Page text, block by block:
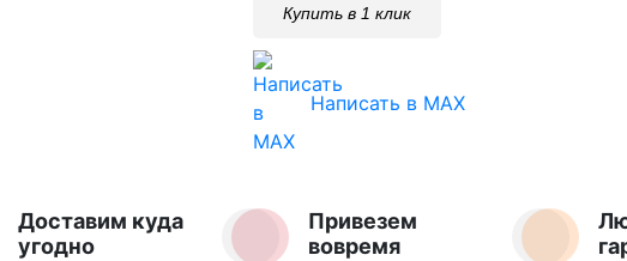
Купить в 1 клик
Написать в MAX
Доставим куда
угодно
Привезем
вовремя